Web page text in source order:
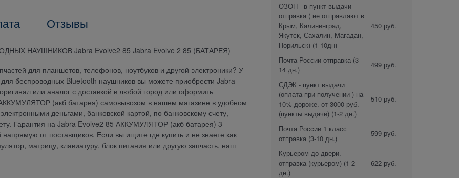
Отзывы
НАУШНИКОВ Jabra Evolve2 85 Jabra Evolve 2 85 (БАТАРЕЯ)
для планшетов, телефонов, ноутбуков и другой электроники? У
беспроводных Bluetooth наушников вы можете приобрести Jabra
или аналог с доставкой в любой город или оформить
(акб батарея) самовывозом в нашем магазине в удобном
деньгами, банковской картой, по банковскому счету,
Гарантия на Jabra Evolve2 85 АККУМУЛЯТОР (акб батарея) 3
от поставщиков. Если вы ищите где купить и не знаете как
матрицу, клавиатуру, блок питания или другую запчасть, наш
ОЗОН - в пункт выдачи
отправка ( не отправляют в
Крым, Калининград,
Якутск, Сахалин, Магадан,
Норильск) (1-10дн)
450 руб.
Почта России отправка (3-
14 дн.)
499 руб.
СДЭК - пункт выдачи
(оплата при получении ) на
10% дороже. от 3000 руб.
(пункты выдачи) (1-2 дн.)
510 руб.
Почта России 1 класс
отправка (3-10 дн.)
599 руб.
Курьером до двери.
отправка (курьером) (1-2
дн.)
622 руб.